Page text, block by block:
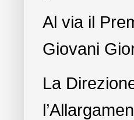
Al via il
Giovani
La